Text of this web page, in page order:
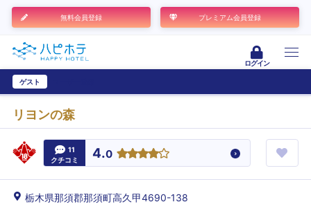
無料会員登録 プレミアム会員登録
ログイン
ゲスト
リヨンの森
11
クチコミ
4.0
栃木県那須郡那須町高久甲4690-138